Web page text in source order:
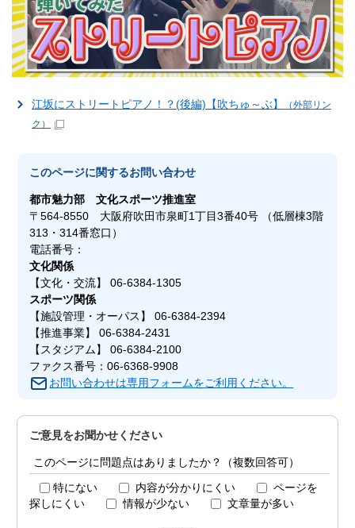
江坂にストリートピアノ！？(後編)【吹ちゅ～ぶ】
（外部リン
ク）
このページに関するお問い合わせ
都市魅力部文化スポーツ推進室
〒564-8550 大阪府吹田市泉町1丁目3番40号 （低層棟3階
313・314番窓口）
電話番号：
文化関係
【文化・交流】 06-6384-1305
スポーツ関係
【施設管理・オーパス】 06-6384-2394
【推進事業】 06-6384-2431
【スタジアム】 06-6384-2100
ファクス番号：06-6368-9908
お問い合わせは専用フォームをご利用ください。
ご意見をお聞かせください
このページに問題点はありましたか？（複数回答可）
特にない 内容が分かりにくい
ページを
探しにくい
情報が少ない 文章量が多い